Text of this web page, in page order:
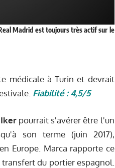
Madrid est toujours très actif sur le
médicale à Turin et devrait
Fiabilité : 4,5/5
pourrait s'avérer être l'un
son terme (juin 2017),
Europe. Marca rapporte ce
du portier espagnol.